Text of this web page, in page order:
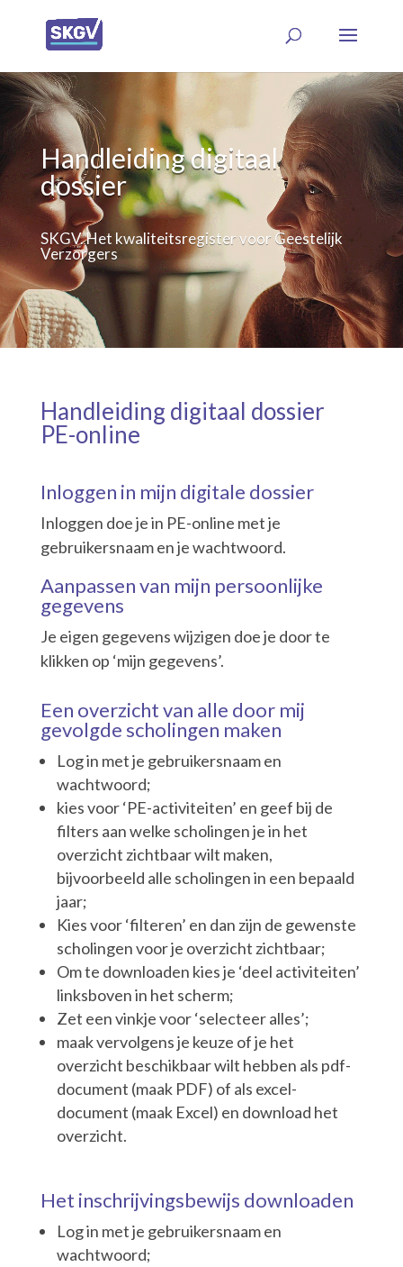
Handleiding digitaal
dossier
SKGV. Het kwaliteitsregister voor Geestelijk
Verzorgers
Handleiding digitaal dossier
PE-online
Inloggen in mijn digitale dossier
Inloggen doe je in PE-online met je
gebruikersnaam en je wachtwoord.
Aanpassen van mijn persoonlijke
gegevens
Je eigen gegevens wijzigen doe je door te
klikken op ‘mijn gegevens’.
Een overzicht van alle door mij
gevolgde scholingen maken
Log in met je gebruikersnaam en
wachtwoord;
kies voor ‘PE-activiteiten’ en geef bij de
filters aan welke scholingen je in het
overzicht zichtbaar wilt maken,
bijvoorbeeld alle scholingen in een bepaald
jaar;
Kies voor ‘filteren’ en dan zijn de gewenste
scholingen voor je overzicht zichtbaar;
Om te downloaden kies je ‘deel activiteiten’
linksboven in het scherm;
Zet een vinkje voor ‘selecteer alles’;
maak vervolgens je keuze of je het
overzicht beschikbaar wilt hebben als pdf-
document (maak PDF) of als excel-
document (maak Excel) en download het
overzicht.
Het inschrijvingsbewijs downloaden
Log in met je gebruikersnaam en
wachtwoord;